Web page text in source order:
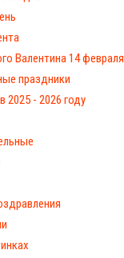
Валентина 14 февраля
праздники
2025 - 2026 году